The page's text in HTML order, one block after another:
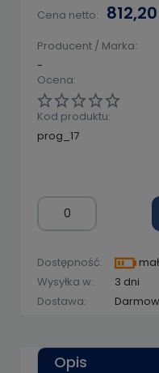
Cena netto: 812,20
Ocena:
Producent / Marka:
-
Kod produktu:
prog_17
Dostępność:
Wysyłka w:
3 dni
Dostawa:
Opis